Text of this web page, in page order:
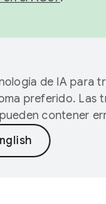
de IA para
preferido. Las
contener